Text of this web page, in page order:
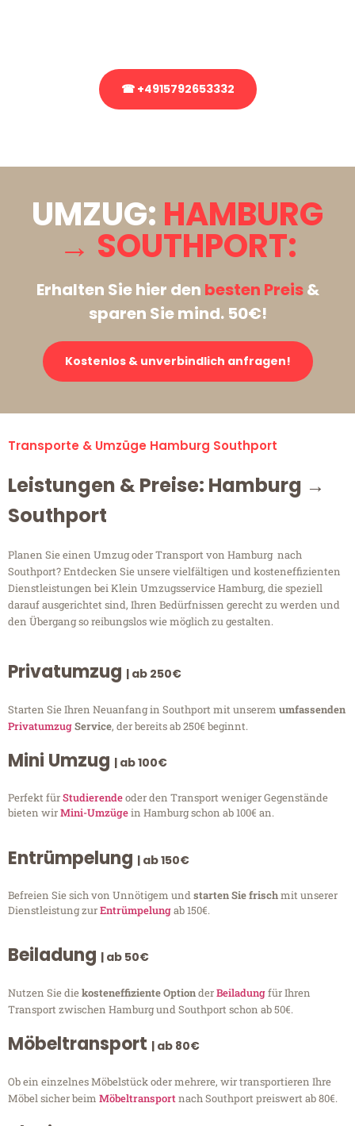
☎ +4915792653332
UMZUG: HAMBURG
→ SOUTHPORT:
Erhalten Sie hier den besten Preis&
sparen Sie mind. 50€!
Kostenlos & unverbindlich anfragen!
Transporte & Umzüge Hamburg Southport
Leistungen & Preise: Hamburg →
Southport
Planen Sie einen Umzug oder Transport von Hamburg nach
Southport? Entdecken Sie unsere vielfältigen und kosteneffizienten
Dienstleistungen bei Klein Umzugsservice Hamburg, die speziell
darauf ausgerichtet sind, Ihren Bedürfnissen gerecht zu werden und
den Übergang so reibungslos wie möglich zu gestalten.
Privatumzug | ab 250€
Starten Sie Ihren Neuanfang in Southport mit unserem umfassenden
PrivatumzugService, der bereits ab 250€ beginnt.
Mini Umzug | ab 100€
Perfekt fürStudierendeoder den Transport weniger Gegenstände
bieten wirMini-Umzügein Hamburg schon ab 100€ an.
Entrümpelung | ab 150€
Befreien Sie sich von Unnötigem undstarten Sie frischmit unserer
Dienstleistung zurEntrümpelungab 150€.
Beiladung | ab 50€
Nutzen Sie diekosteneffiziente OptionderBeiladungfür Ihren
Transport zwischen Hamburg und Southport schon ab 50€.
Möbeltransport | ab 80€
Ob ein einzelnes Möbelstück oder mehrere, wir transportieren Ihre
Möbel sicher beim Möbeltransportnach Southport preiswert ab 80€.